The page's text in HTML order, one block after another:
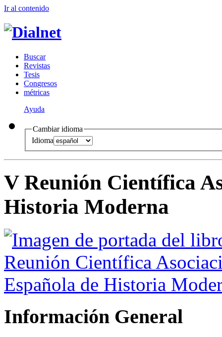
Ir al contenido
Buscar
Revistas
Tesis
Congresos
métricas
Ayuda
Cambiar idioma
Idioma
V Reunión Científica
Historia Moderna
Información General